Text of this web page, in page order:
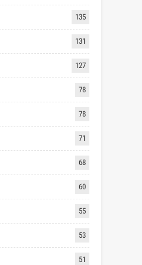
135
131
127
78
78
71
68
60
55
53
51